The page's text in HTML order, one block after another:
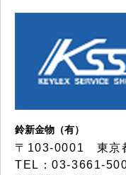
鈴新金物（有）
〒103-0001 東京
TEL：03-3661-